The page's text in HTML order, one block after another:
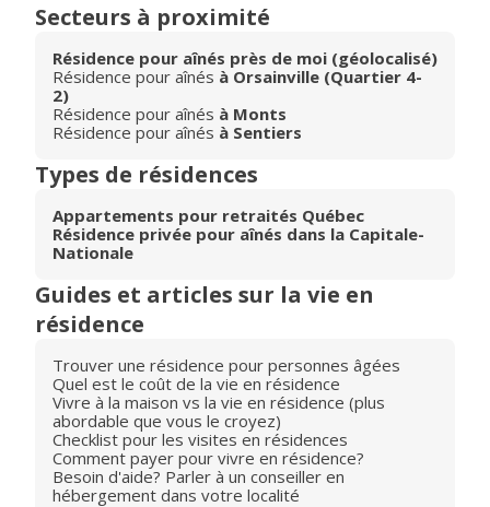
Secteurs à proximité
Résidence pour aînés près de moi (géolocalisé)
Résidence pour aînés à Orsainville (Quartier 4-
2)
Résidence pour aînés à Monts
Résidence pour aînés à Sentiers
Types de résidences
Appartements pour retraités Québec
Résidence privée pour aînés dans la Capitale-
Nationale
Guides et articles sur la vie en
résidence
Trouver une résidence pour personnes âgées
Quel est le coût de la vie en résidence
Vivre à la maison vs la vie en résidence (plus
abordable que vous le croyez)
Checklist pour les visites en résidences
Comment payer pour vivre en résidence?
Besoin d'aide? Parler à un conseiller en
hébergement dans votre localité